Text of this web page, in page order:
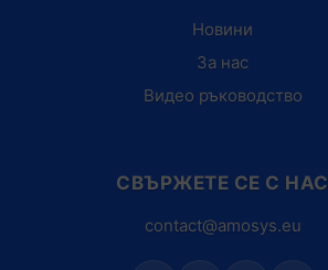
Новини
За нас
Видео ръководство
СВЪРЖЕТЕ СЕ С НАС
contact@amosys.eu